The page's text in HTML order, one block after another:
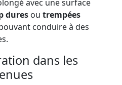
avec une surface
dures ou trempées
conduire à des
dans les